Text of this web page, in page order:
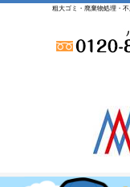
粗大ゴミ・廃棄物処理・